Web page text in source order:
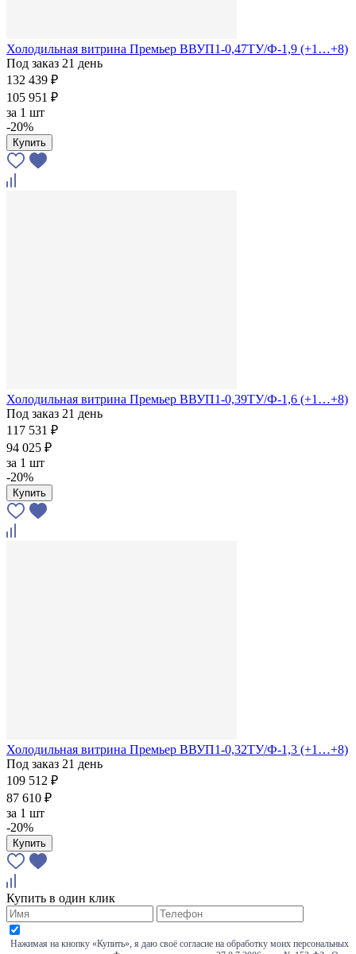
Холодильная витрина Премьер ВВУП1-0,47ТУ/Ф-1,9 (+1…+8)
Под заказ 21 день
132 439 ₽
105 951 ₽
за 1 шт
-20%
Купить
Холодильная витрина Премьер ВВУП1-0,39ТУ/Ф-1,6 (+1…+8)
Под заказ 21 день
117 531 ₽
94 025 ₽
за 1 шт
-20%
Купить
Холодильная витрина Премьер ВВУП1-0,32ТУ/Ф-1,3 (+1…+8)
Под заказ 21 день
109 512 ₽
87 610 ₽
за 1 шт
-20%
Купить
Купить в один клик
Нажимая на кнопку «Купить», я даю своё согласие на обработку моих персональных